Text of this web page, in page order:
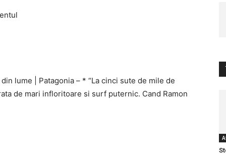
lume | Patagonia – * “La cinci sute de mile de
de mari infloritoare si surf puternic. Cand Ramon